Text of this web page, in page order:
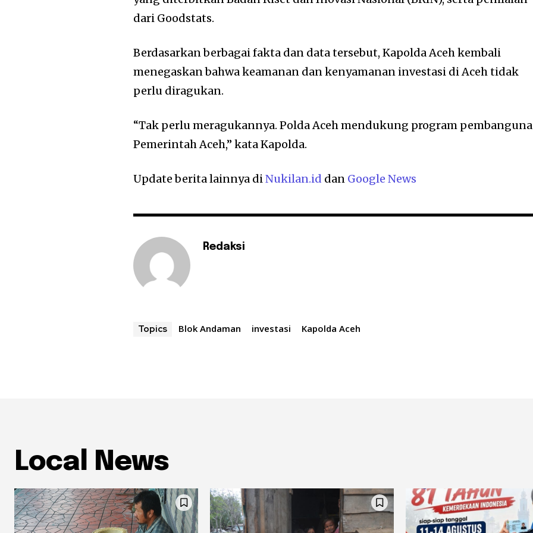
dari Goodstats.
Berdasarkan berbagai fakta dan data tersebut, Kapolda Aceh kembali
menegaskan bahwa keamanan dan kenyamanan investasi di Aceh tidak
perlu diragukan.
“Tak perlu meragukannya. Polda Aceh mendukung program
Pemerintah Aceh,” kata Kapolda.
Update berita lainnya diNukilan.id dan Google News
Redaksi
Topics Blok Andaman investasi Kapolda Aceh
Local News